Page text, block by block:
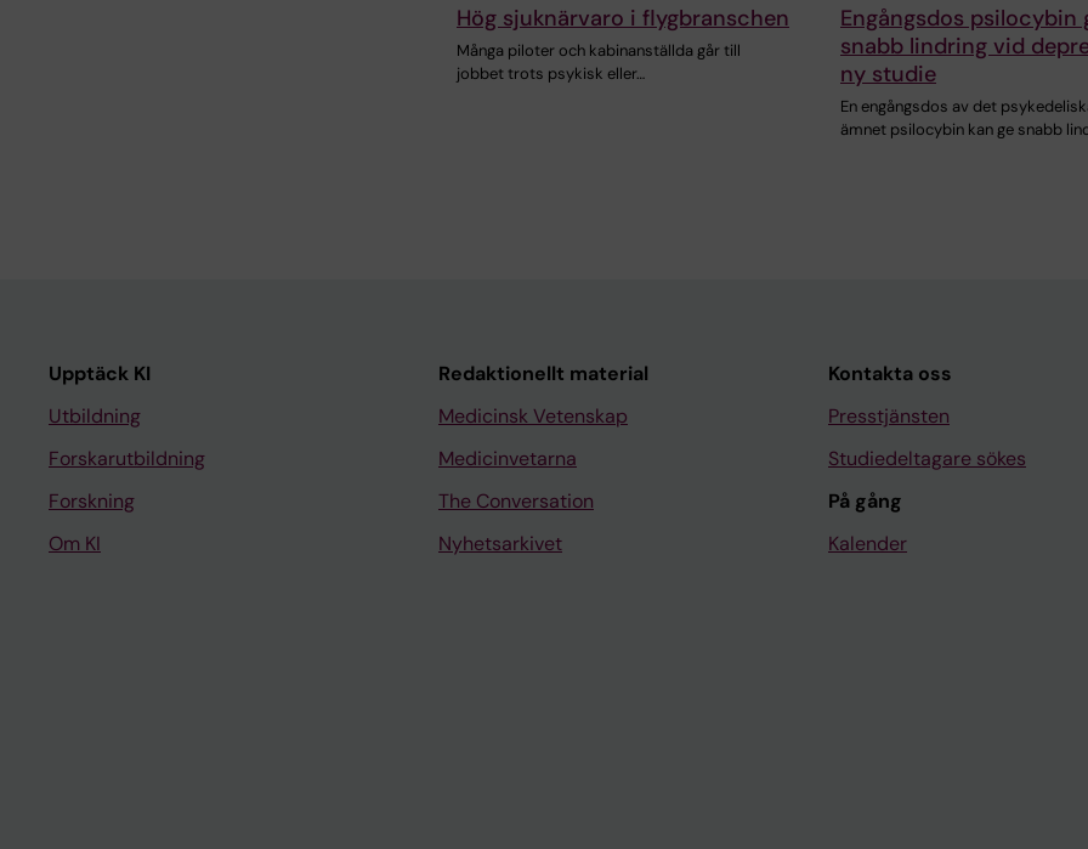
Hög sjuknärvaro i flygbranschen
Många piloter och kabinanställda går till
jobbet trots psykisk eller…
Engångsdos psilocybin
snabb lindring vid
ny studie
En engångsdos av det
ämnet psilocybin kan ge snabb
Upptäck KI
Utbildning
Forskarutbildning
Forskning
Om KI
Redaktionellt material
Medicinsk Vetenskap
Medicinvetarna
The Conversation
Nyhetsarkivet
Kontakta oss
Presstjänsten
Studiedeltagare sökes
På gång
Kalender